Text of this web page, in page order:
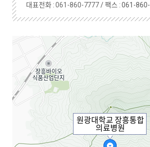
대표전화 :061-860-7777/ 팩스 : 061-
원광대학교 장흥통합
의료병원